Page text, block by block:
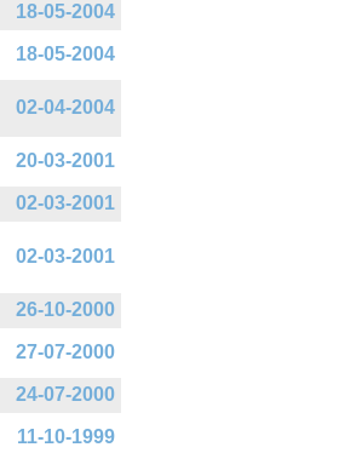
18-05-2004
18-05-2004
02-04-2004
20-03-2001
02-03-2001
02-03-2001
26-10-2000
27-07-2000
24-07-2000
11-10-1999